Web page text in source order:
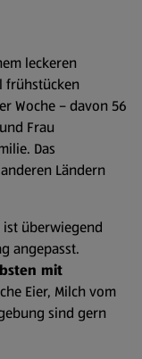
leckeren
frühstücken
Woche – davon 56
Frau
Das
Ländern
ist überwiegend
angepasst.
mit
Eier, Milch vom
sind gern